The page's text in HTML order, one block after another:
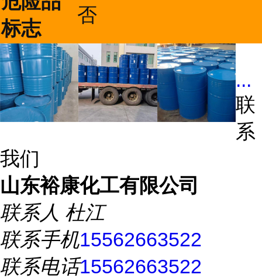
标志
否
...
联
系
我们
山东裕康化工有限公司
联系人 杜江
联系手机15562663522
联系电话15562663522